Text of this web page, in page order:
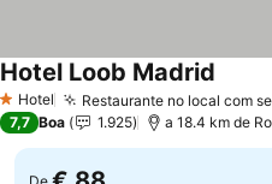
1 Estrelas
Hotel Restaurante no local com
Hotel Loob Madrid
7,7 Boa 1.925 a 18.4 km de
De